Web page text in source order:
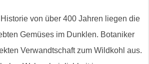
von über 400 Jahren liegen die
Gemüses im Dunklen. Botaniker
Verwandtschaft zum Wildkohl aus.